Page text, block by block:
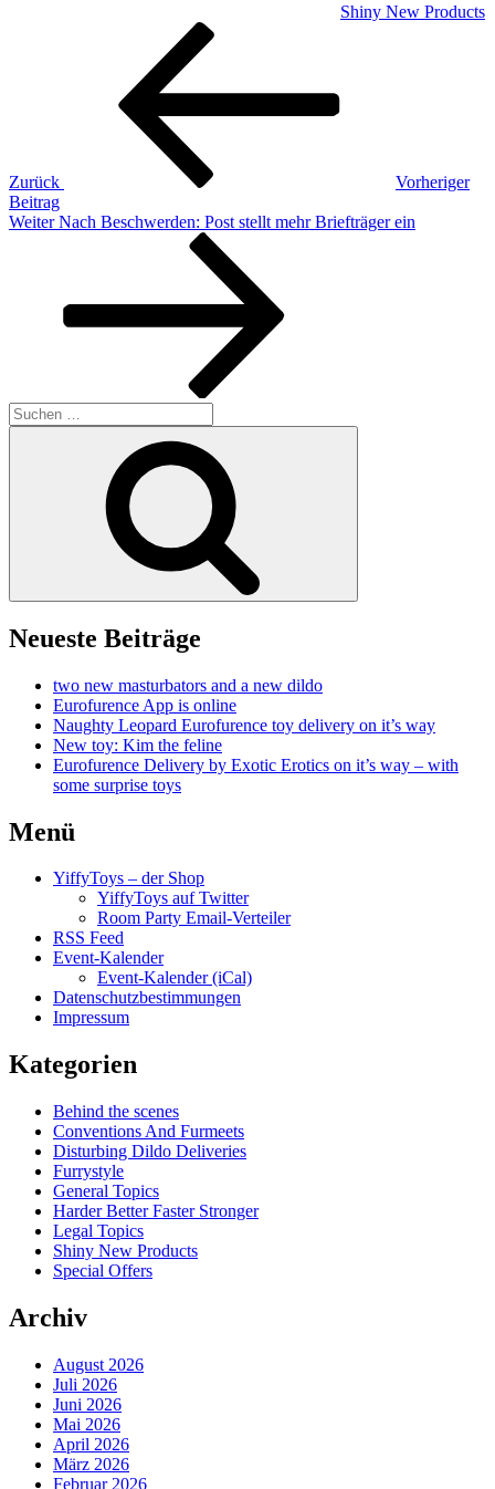
Shiny New Products
Beitragsnavigation
Zurück
Vorheriger
Beitrag
Nächster
Weiter Nach Beschwerden: Post stellt mehr Briefträger ein
Suchen
nach:
Neueste Beiträge
two new masturbators and a new dildo
Eurofurence App is online
Naughty Leopard Eurofurence toy delivery on it’s way
New toy: Kim the feline
Eurofurence Delivery by Exotic Erotics on it’s way – with
some surprise toys
Menü
YiffyToys – der Shop
YiffyToys auf Twitter
Room Party Email-Verteiler
RSS Feed
Event-Kalender
Event-Kalender (iCal)
Datenschutzbestimmungen
Impressum
Kategorien
Behind the scenes
Conventions And Furmeets
Disturbing Dildo Deliveries
Furrystyle
General Topics
Harder Better Faster Stronger
Legal Topics
Shiny New Products
Special Offers
Archiv
August 2026
Juli 2026
Juni 2026
Mai 2026
April 2026
März 2026
Februar 2026